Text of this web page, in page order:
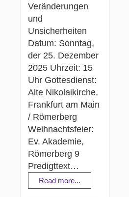
Veränderungen
und
Unsicherheiten
Datum: Sonntag,
der 25. Dezember
2025 Uhrzeit: 15
Uhr Gottesdienst:
Alte Nikolaikirche,
Frankfurt am Main
/ Römerberg
Weihnachtsfeier:
Ev. Akademie,
Römerberg 9
Predigttext…
Read more...